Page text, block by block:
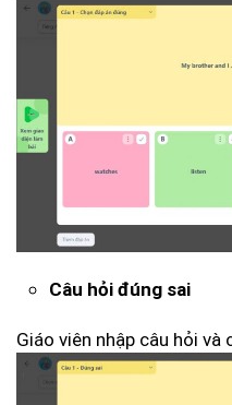
Câu hỏi đúng sai
Giáo viên nhập câu hỏi và